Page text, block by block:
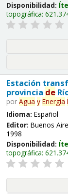
Disponibilidad:
topográfica:
Estación
provincia de
por Agua y Energía
Idioma: Español
Editor: Buenos
1998
Disponibilidad:
topográfica: